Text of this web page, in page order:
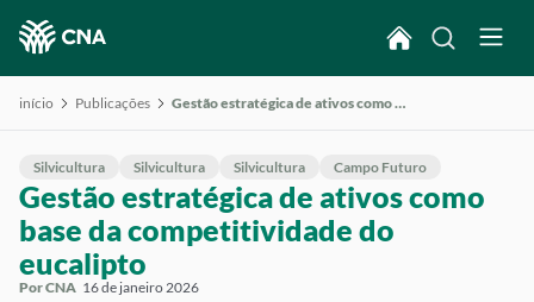
início Publicações Gestão estratégica de ativos como base da competitividade do eucalipto
Silvicultura Silvicultura Silvicultura Campo Futuro
Gestão estratégica de ativos como
base da competitividade do
eucalipto
Por CNA 16 de janeiro 2026